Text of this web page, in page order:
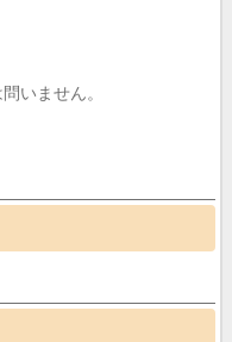
いません。